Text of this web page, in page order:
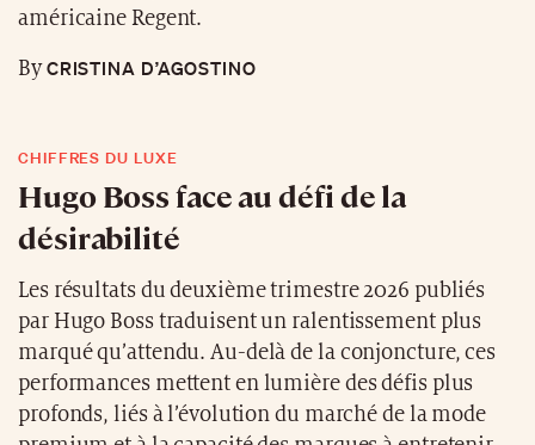
américaine Regent.
ByCRISTINA D’AGOSTINO
CHIFFRES DU LUXE
Hugo Boss face au défi de la
désirabilité
Les résultats du deuxième trimestre 2026 publiés
par Hugo Boss traduisent un ralentissement plus
marqué qu’attendu. Au-delà de la conjoncture, ces
performances mettent en lumière des défis plus
profonds, liés à l’évolution du marché de la mode